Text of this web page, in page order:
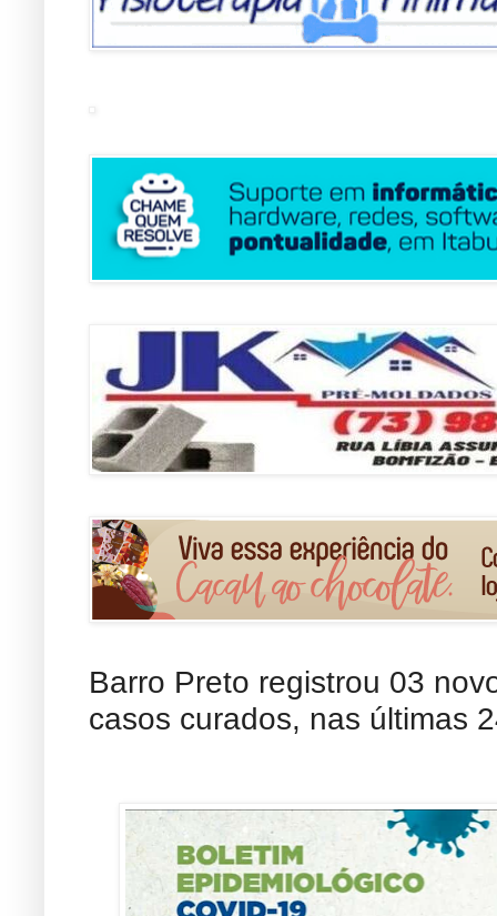
Barro Preto registrou 03
casos curados, nas últimas